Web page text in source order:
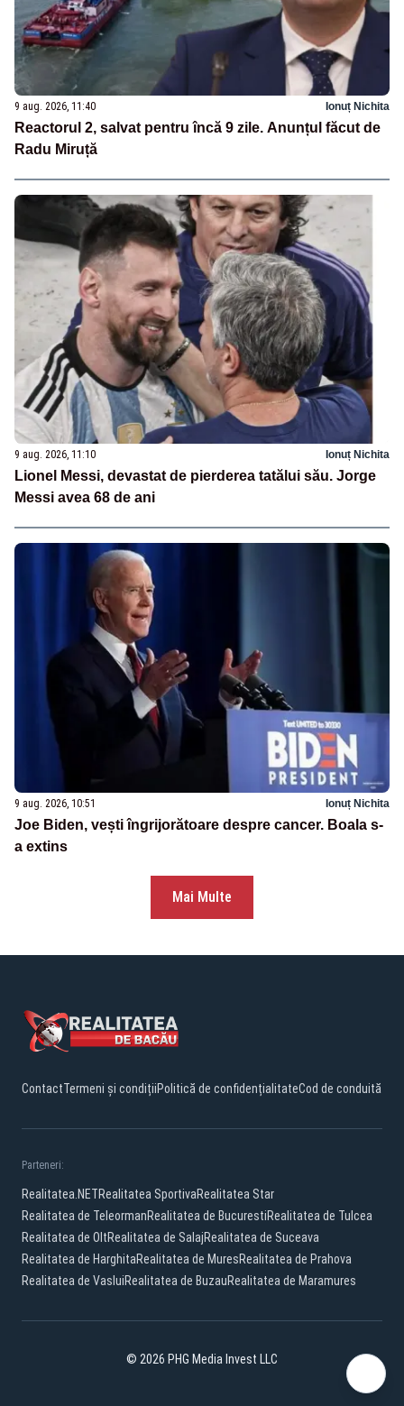
9 aug. 2026, 11:40 Ionuț Nichita
Reactorul 2, salvat pentru încă 9 zile. Anunțul făcut de
Radu Miruță
9 aug. 2026, 11:10 Ionuț Nichita
Lionel Messi, devastat de pierderea tatălui său. Jorge
Messi avea 68 de ani
9 aug. 2026, 10:51 Ionuț Nichita
Joe Biden, vești îngrijorătoare despre cancer. Boala s-
a extins
Mai Multe
ContactTermeni și condițiiPolitică de confidențialitateCod de conduită
Parteneri:
Realitatea.NETRealitatea SportivaRealitatea Star
Realitatea de TeleormanRealitatea de BucurestiRealitatea de Tulcea
Realitatea de OltRealitatea de SalajRealitatea de Suceava
Realitatea de HarghitaRealitatea de MuresRealitatea de Prahova
Realitatea de VasluiRealitatea de BuzauRealitatea de Maramures
© 2026 PHG Media Invest LLC